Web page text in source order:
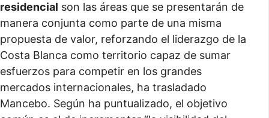
residencial son las áreas que se presentarán de
manera conjunta como parte de una misma
propuesta de valor, reforzando el liderazgo de la
Costa Blanca como territorio capaz de sumar
esfuerzos para competir en los grandes
mercados internacionales, ha trasladado
Mancebo. Según ha puntualizado, el objetivo